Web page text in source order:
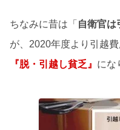
ちなみに昔は「 自衛官は
が、2020年度より引越
『脱・引越し貧乏』 にな